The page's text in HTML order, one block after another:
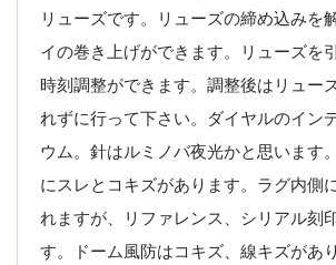
リューズです。リューズの締め込みを
イの巻き上げができます。リューズを
時刻調整ができます。調整後はリュー
れずに行って下さい。ダイヤルのイン
ウム。針はルミノバ夜光かと思います
にスレとコキズがあります。ラグ内側
れますが、リファレンス、シリアル刻
す。ドーム風防はコキズ、線キズがあ